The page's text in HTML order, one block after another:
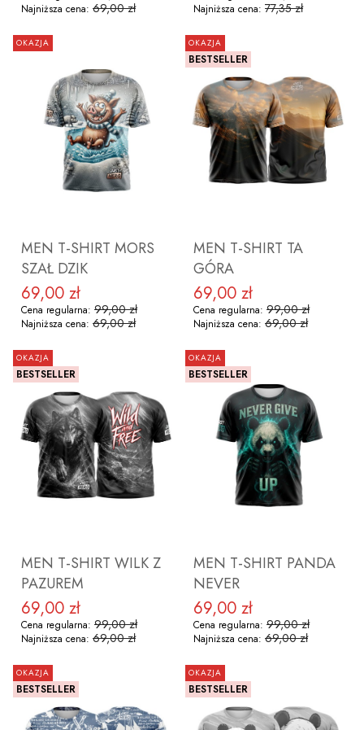
Najniższa cena: 69,00 zł
ZOBACZ PRODUKT
Najniższa cena: 77,35 zł
ZOBACZ PRODUKT
OKAZJA
MEN T-SHIRT MORS
SZAŁ DZIK
Cena promocyjna
69,00 zł
Cena regularna: 99,00 zł
Najniższa cena: 69,00 zł
ZOBACZ PRODUKT
OKAZJA
BESTSELLER
MEN T-SHIRT TA
GÓRA
Cena promocyjna
69,00 zł
Cena regularna: 99,00 zł
Najniższa cena: 69,00 zł
ZOBACZ PRODUKT
OKAZJA
BESTSELLER
MEN T-SHIRT WILK Z
PAZUREM
Cena promocyjna
69,00 zł
Cena regularna: 99,00 zł
Najniższa cena: 69,00 zł
OKAZJA
BESTSELLER
MEN T-SHIRT PANDA
NEVER
Cena promocyjna
69,00 zł
Cena regularna: 99,00 zł
Najniższa cena: 69,00 zł
OKAZJA
BESTSELLER
OKAZJA
BESTSELLER